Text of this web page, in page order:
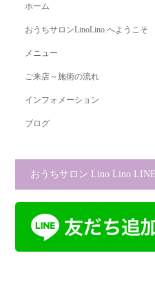
ホーム
おうちサロンLinoLino.へようこそ
メニュー
ご来店～施術の流れ
インフォメーション
ブログ
おうちサロン Lino Lino